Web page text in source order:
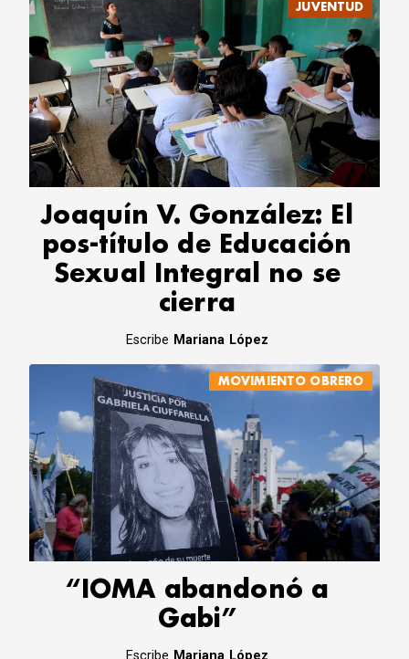
JUVENTUD
Joaquín V. González: El
pos-título de Educación
Sexual Integral no se
cierra
Escribe Mariana López
MOVIMIENTO OBRERO
“IOMA abandonó a
Gabi”
Escribe Mariana López